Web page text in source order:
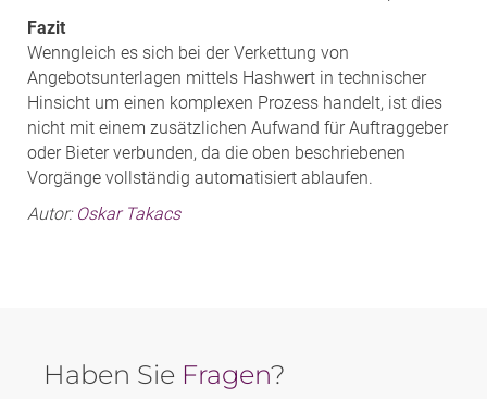
Fazit
Wenngleich es sich bei der Verkettung von
Angebotsunterlagen mittels Hashwert in technischer
Hinsicht um einen komplexen Prozess handelt, ist dies
nicht mit einem zusätzlichen Aufwand für Auftraggeber
oder Bieter verbunden, da die oben beschriebenen
Vorgänge vollständig automatisiert ablaufen.
Autor: Oskar Takacs
Haben Sie Fragen?